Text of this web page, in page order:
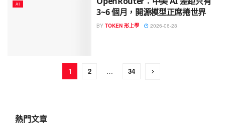
AI
3~6 個月，開源模型正席捲世界
BY TOKEN 形上學 2026-06-28
1 2 … 34
熱門文章